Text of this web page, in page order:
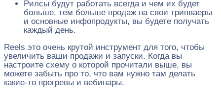
Рилсы будут работать всегда и чем их будет
больше, тем больше продаж на свои трипваеры
и основные инфопродукты, вы будете получать
каждый день.
Reels это очень крутой инструмент для того, чтобы
увеличить ваши продажи и запуски. Когда вы
настроите схему о которой прочитали выше, вы
можете забыть про то, что вам нужно там делать
какие-то прогревы и вебинары.